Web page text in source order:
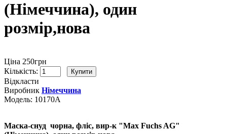
(Німеччина), один
розмір,нова
Ціна 250грн
Кількість:
Відкласти
Виробник Німеччина
Модель: 10170А
Маска-снуд чорна, фліс, вир-к "Max Fuchs AG"